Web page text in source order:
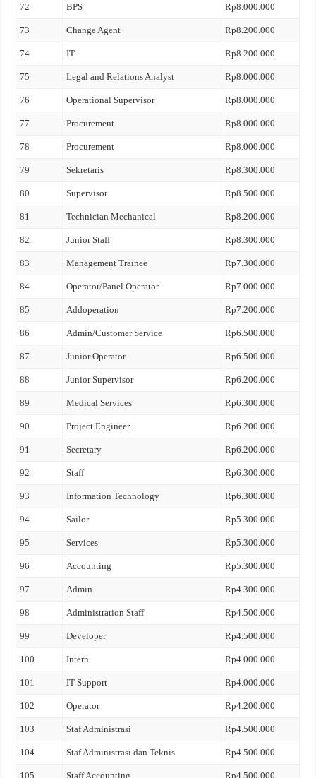
72 BPS Rp8.000.000
73 Change Agent Rp8.200.000
74 IT Rp8.200.000
75 Legal and Relations Analyst Rp8.000.000
76 Operational Supervisor Rp8.000.000
77 Procurement Rp8.000.000
78 Procurement Rp8.000.000
79 Sekretaris Rp8.300.000
80 Supervisor Rp8.500.000
81 Technician Mechanical Rp8.200.000
82 Junior Staff Rp8.300.000
83 Management Trainee Rp7.300.000
84 Operator/Panel Operator Rp7.000.000
85 Addoperation Rp7.200.000
86 Admin/Customer Service Rp6.500.000
87 Junior Operator Rp6.500.000
88 Junior Supervisor Rp6.200.000
89 Medical Services Rp6.300.000
90 Project Engineer Rp6.200.000
91 Secretary Rp6.200.000
92 Staff Rp6.300.000
93 Information Technology Rp6.300.000
94 Sailor Rp5.300.000
95 Services Rp5.300.000
96 Accounting Rp5.300.000
97 Admin Rp4.300.000
98 Administration Staff Rp4.500.000
99 Developer Rp4.500.000
100 Intern Rp4.000.000
101 IT Support Rp4.000.000
102 Operator Rp4.200.000
103 Staf Administrasi Rp4.500.000
104 Staf Administrasi dan Teknis Rp4.500.000
105 Staff Accounting Rp4.500.000